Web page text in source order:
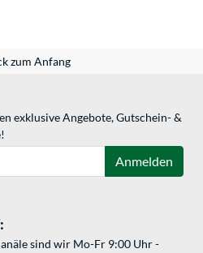
zum Anfang
exklusive Angebote, Gutschein- &
Anmelden
sind wir Mo-Fr 9:00 Uhr -